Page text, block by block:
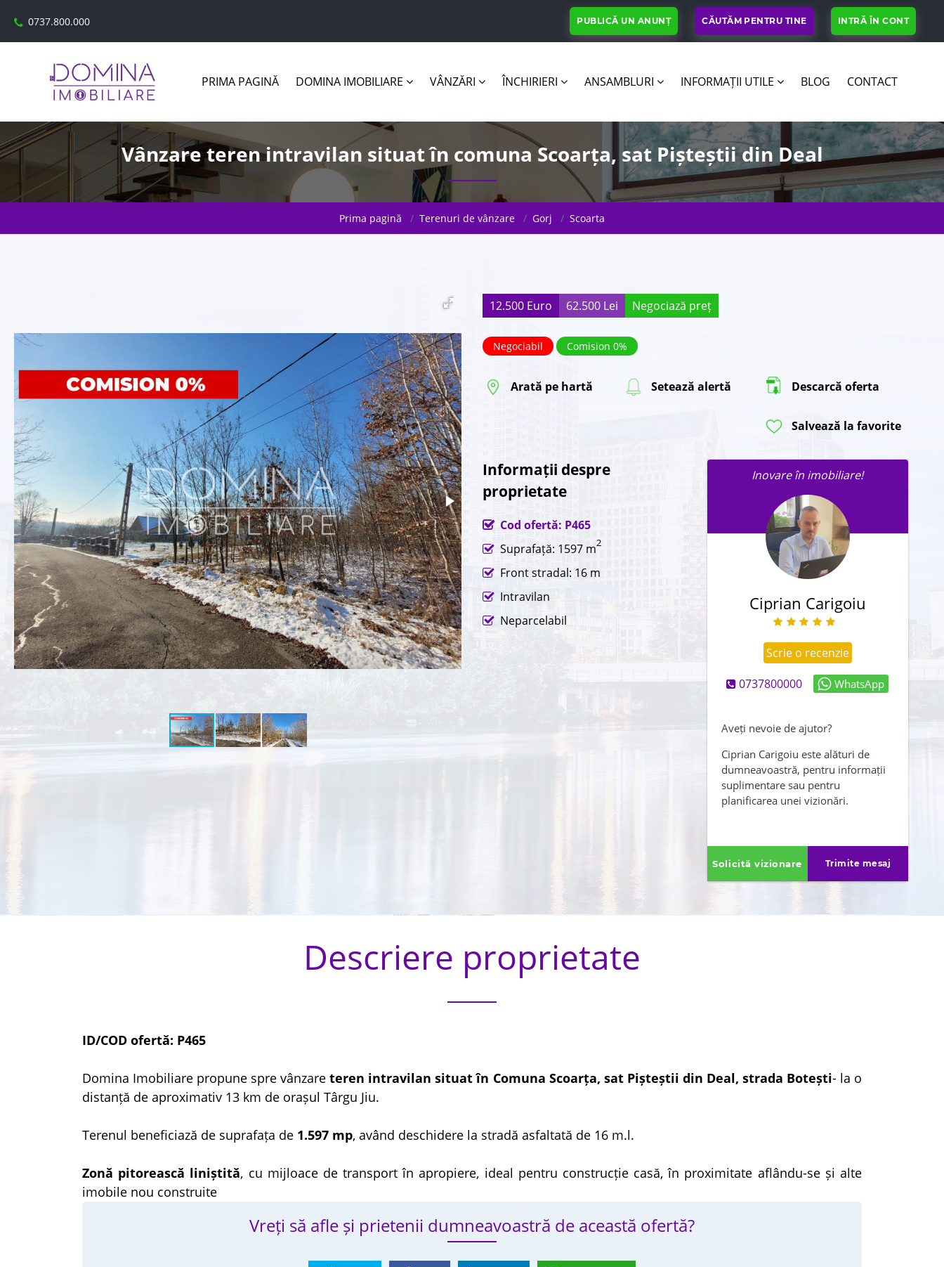
0737.800.000 PUBLICĂ UN ANUNȚ CĂUTĂM PENTRU TINE INTRĂ ÎN CONT
PRIMA PAGINĂ DOMINA IMOBILIARE VÂNZĂRI ÎNCHIRIERI ANSAMBLURI INFORMAȚII UTILE BLOG CONTACT
Vânzare teren intravilan situat în comuna Scoarța, sat Pișteștii din Deal
Prima pagină Terenuri de vânzare Gorj Scoarta
12.500 Euro 62.500 Lei Negociază preț
Negociabil Comision 0%
Arată pe hartă Setează alertă Descarcă oferta
Salvează la favorite
Informații despre
proprietate
Cod ofertă: P465
Suprafață: 1597 m2
Front stradal: 16 m
Intravilan
Neparcelabil
Inovare în imobiliare!
Ciprian Carigoiu
Scrie o recenzie
0737800000
WhatsApp
Aveți nevoie de ajutor?
Ciprian Carigoiu este alături de
dumneavoastră, pentru informații
suplimentare sau pentru
planificarea unei vizionări.
Solicită vizionare Trimite mesaj
Trimite un mesaj agentului în
legatură cu această proprietate.
Abonează-mă și la newsletter
Creează-mi și un cont
Am citit și sunt de acord cu
termenii și conditiile
,
Politica de confidentialitate
Descriere proprietate
ID/COD ofertă: P465
Domina Imobiliare propune spre vânzareteren intravilan situat în Comuna Scoarța, sat Pișteștii din Deal, strada Botești- la o
distanță de aproximativ 13 km de orașul Târgu Jiu.
Terenul beneficiază de suprafața de 1.597 mp, având deschidere la stradă asfaltată de 16 m.l.
Zonă pitorească liniștită, cu mijloace de transport în apropiere, ideal pentru construcție casă, în proximitate aflându-se și alte
imobile nou construite
Vreți să afle și prietenii dumneavoastră de această ofertă?